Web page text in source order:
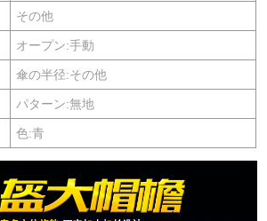
その他
オープン:手動
傘の半径:その他
パターン:無地
色:青